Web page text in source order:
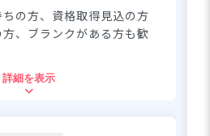
求人情報 へ
録・相談無料
働きや
験の方
保育士
得しやす
の方、資格取得見込の方
、ブランクがある方も歓
詳細を表示